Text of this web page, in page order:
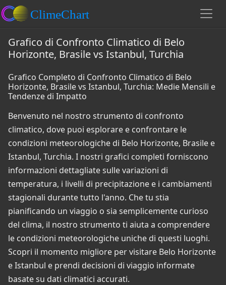
Grafico di Confronto Climatico di Belo
Horizonte, Brasile vs Istanbul, Turchia
Grafico Completo di Confronto Climatico di Belo
Horizonte, Brasile vs Istanbul, Turchia: Medie Mensili e
Tendenze di Impatto
Benvenuto nel nostro strumento di confronto
climatico, dove puoi esplorare e confrontare le
condizioni meteorologiche di Belo Horizonte, Brasile e
Istanbul, Turchia. I nostri grafici completi forniscono
informazioni dettagliate sulle variazioni di
temperatura, i livelli di precipitazione e i cambiamenti
stagionali durante tutto l'anno. Che tu stia
pianificando un viaggio o sia semplicemente curioso
del clima, il nostro strumento ti aiuta a comprendere
le condizioni meteorologiche uniche di questi luoghi.
Scopri il momento migliore per visitare Belo Horizonte
e Istanbul e prendi decisioni di viaggio informate
basate su dati climatici accurati.